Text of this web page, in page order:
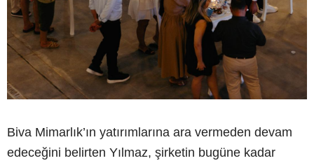
Biva Mimarlık’ın yatırımlarına ara vermeden devam
edeceğini belirten Yılmaz, şirketin bugüne kadar